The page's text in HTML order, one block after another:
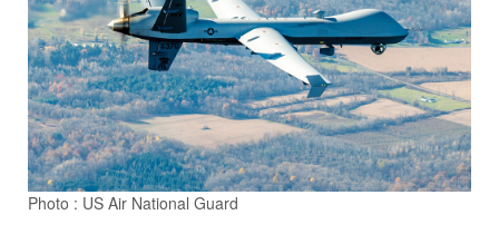
Photo : US Air National Guard